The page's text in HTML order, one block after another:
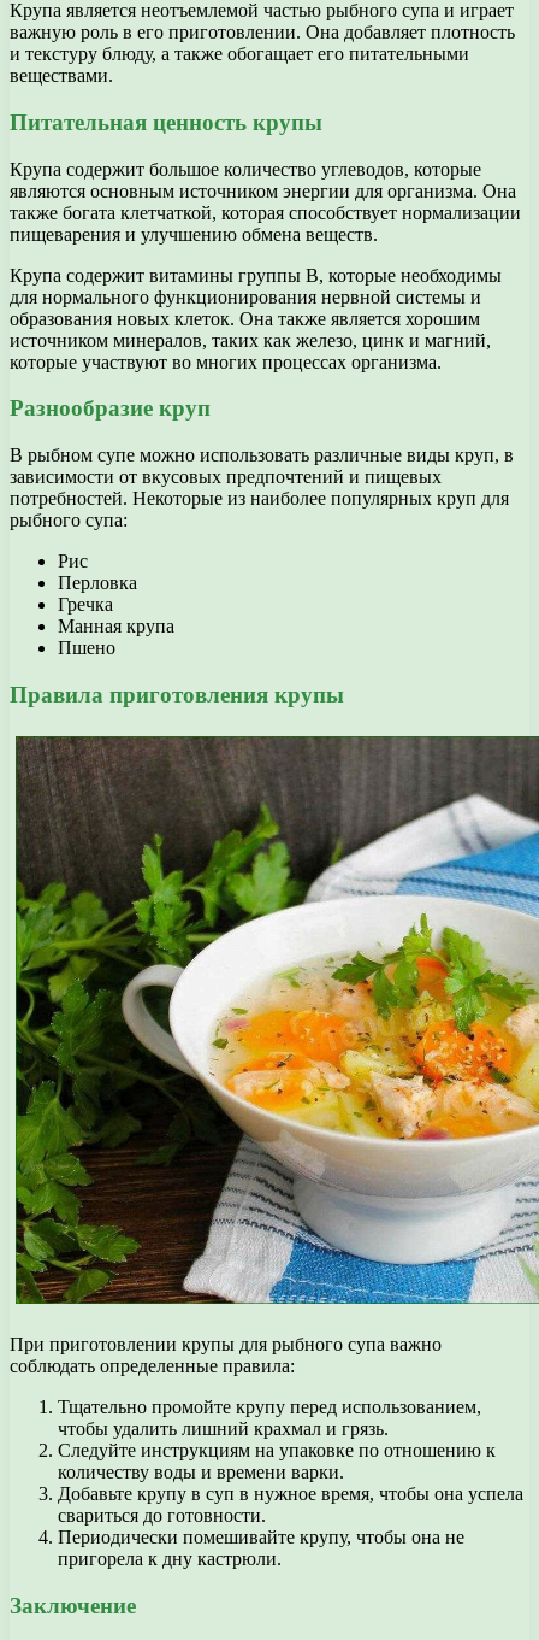
Крупа является неотъемлемой частью рыбного супа и играет
важную роль в его приготовлении. Она добавляет плотность
и текстуру блюду, а также обогащает его питательными
веществами.
Питательная ценность крупы
Крупа содержит большое количество углеводов, которые
являются основным источником энергии для организма. Она
также богата клетчаткой, которая способствует нормализации
пищеварения и улучшению обмена веществ.
Крупа содержит витамины группы В, которые необходимы
для нормального функционирования нервной системы и
образования новых клеток. Она также является хорошим
источником минералов, таких как железо, цинк и магний,
которые участвуют во многих процессах организма.
Разнообразие круп
В рыбном супе можно использовать различные виды круп, в
зависимости от вкусовых предпочтений и пищевых
потребностей. Некоторые из наиболее популярных круп для
рыбного супа:
Рис
Перловка
Гречка
Манная крупа
Пшено
Правила приготовления крупы
При приготовлении крупы для рыбного супа важно
соблюдать определенные правила:
Тщательно промойте крупу перед использованием,
чтобы удалить лишний крахмал и грязь.
Следуйте инструкциям на упаковке по отношению к
количеству воды и времени варки.
Добавьте крупу в суп в нужное время, чтобы она успела
свариться до готовности.
Периодически помешивайте крупу, чтобы она не
пригорела к дну кастрюли.
Заключение